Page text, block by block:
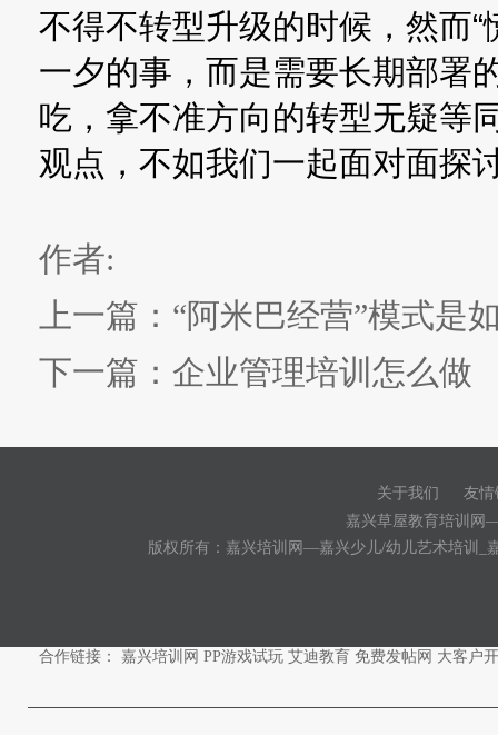
不得不转型升级的时候，然而
一夕的事，而是需要长期部署
吃，拿不准方向的转型无疑等
观点，不如我们一起面对面探
作者:
上一篇： “阿米巴经营”模式是
下一篇： 企业管理培训怎么做
关于我们
友情
嘉兴草屋教育培训
版权所有：嘉兴培训网—嘉兴少儿/幼儿艺术培训_
合作链接： 嘉兴培训网 PP游戏试玩 艾迪教育 免费发帖网 大客户